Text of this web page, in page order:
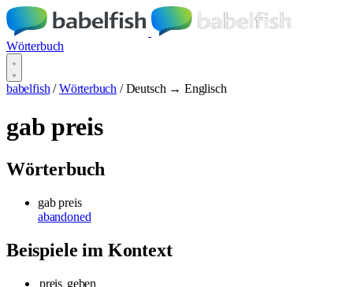
Wörterbuch
babelfish / Wörterbuch / Deutsch → Englisch
gab preis
Wörterbuch
gab preis
abandoned
Beispiele im Kontext
preis geben